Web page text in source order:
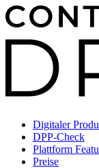
Digitaler
DPP-Check
Plattform
Preise